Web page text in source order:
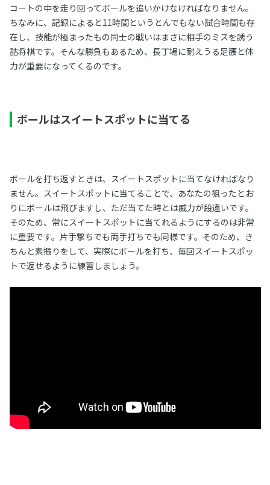
コートの中を走り回ってボールを追いかけなければなりません。
ちなみに、記録によると11時間というとんでもない試合時間も存
在し、技能が極まったもの同士の戦いはまさに相手のミスを誘う
詰将棋です。そんな勝負もあるため、長丁場に耐えうる足腰と体
力が重要になってくるのです。
ボールはスイートスポットに当てる
ボールを打ち返すときは、スイートスポットに当てなければなり
ません。スイートスポットに当てることで、あなたの狙ったとお
りにボールは飛びますし、ただ当てた時とは威力が段違いです。
そのため、常にスイートスポットに当てれるようにするのは非常
に重要です。片手撃ちでも両手打ちでも同様です。そのため、き
ちんと素振りをして、実際にボールを打ち、毎回スイートスポッ
トで返せるように練習しましょう。